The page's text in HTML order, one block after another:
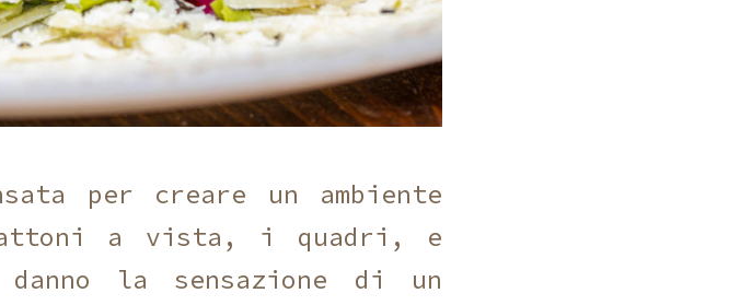
per creare un ambiente
a vista, i quadri, e
la sensazione di un